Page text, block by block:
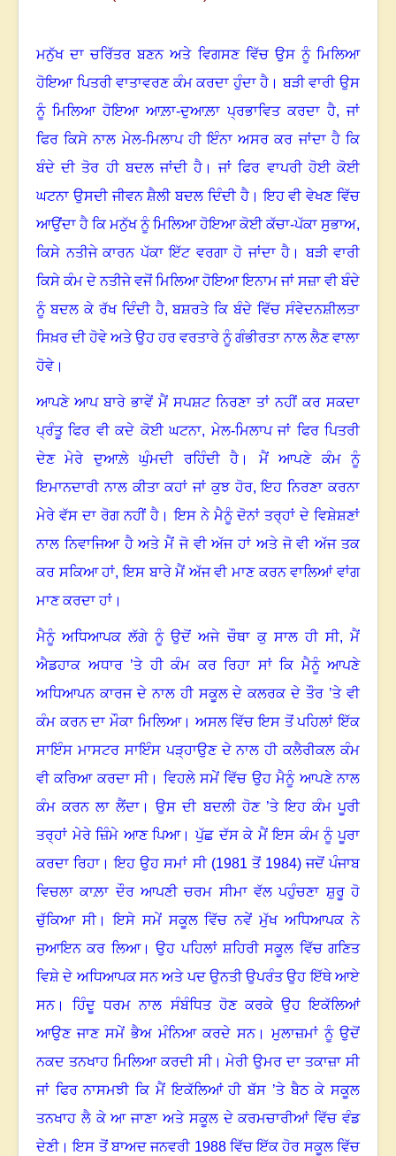
ਮਨੁੱਖ ਦਾ ਚਰਿੱਤਰ ਬਣਨ ਅਤੇ ਵਿਗਸਣ ਵਿੱਚ ਉਸ ਨੂੰ ਮਿਲਿਆ
ਹੋਇਆ ਪਿਤਰੀ ਵਾਤਾਵਰਣ ਕੰਮ ਕਰਦਾ ਹੁੰਦਾ ਹੈ ।ਬੜੀ ਵਾਰੀ ਉਸ
ਨੂੰ ਮਿਲਿਆ ਹੋਇਆ ਆਲ਼ਾ-ਦੁਆਲ਼ਾ ਪ੍ਰਭਾਵਿਤ ਕਰਦਾ ਹੈ,ਜਾਂ
ਫਿਰ ਕਿਸੇ ਨਾਲ ਮੇਲ-ਮਿਲਾਪ ਹੀ ਇੰਨਾ ਅਸਰ ਕਰ ਜਾਂਦਾ ਹੈ ਕਿ
ਬੰਦੇ ਦੀ ਤੋਰ ਹੀ ਬਦਲ ਜਾਂਦੀ ਹੈ ।ਜਾਂ ਫਿਰ ਵਾਪਰੀ ਹੋਈ ਕੋਈ
ਘਟਨਾ ਉਸਦੀ ਜੀਵਨ ਸ਼ੈਲੀ ਬਦਲ ਦਿੰਦੀ ਹੈ।ਇਹ ਵੀ ਵੇਖਣ ਵਿੱਚ
ਆਉਂਦਾ ਹੈ ਕਿ ਮਨੁੱਖ ਨੂੰ ਮਿਲਿਆ ਹੋਇਆ ਕੋਈ ਕੱਚਾ-ਪੱਕਾ ਸੁਭਾਅ,
ਕਿਸੇ ਨਤੀਜੇ ਕਾਰਨ ਪੱਕਾ ਇੱਟ ਵਰਗਾ ਹੋ ਜਾਂਦਾ ਹੈ ।ਬੜੀ ਵਾਰੀ
ਕਿਸੇ ਕੰਮ ਦੇ ਨਤੀਜੇ ਵਜੋਂ ਮਿਲਿਆ ਹੋਇਆ ਇਨਾਮ ਜਾਂ ਸਜ਼ਾ ਵੀ ਬੰਦੇ
ਨੂੰ ਬਦਲ ਕੇ ਰੱਖ ਦਿੰਦੀ ਹੈ, ਬਸ਼ਰਤੇ ਕਿ ਬੰਦੇ ਵਿੱਚ ਸੰਵੇਦਨਸ਼ੀਲਤਾ
ਸਿਖ਼ਰ ਦੀ ਹੋਵੇ ਅਤੇ ਉਹ ਹਰ ਵਰਤਾਰੇ ਨੂੰ ਗੰਭੀਰਤਾ ਨਾਲ ਲੈਣ ਵਾਲਾ
ਹੋਵੇ।
ਆਪਣੇ ਆਪ ਬਾਰੇ ਭਾਵੇਂ ਮੈਂ ਸਪਸ਼ਟ ਨਿਰਣਾ ਤਾਂ ਨਹੀਂ ਕਰ ਸਕਦਾ
ਪ੍ਰੰਤੂ ਫਿਰ ਵੀ ਕਦੇ ਕੋਈ ਘਟਨਾ, ਮੇਲ-ਮਿਲਾਪ ਜਾਂ ਫਿਰ ਪਿਤਰੀ
ਦੇਣ ਮੇਰੇ ਦੁਆਲ਼ੇ ਘੁੰਮਦੀ ਰਹਿੰਦੀ ਹੈ । ਮੈਂ ਆਪਣੇ ਕੰਮ ਨੂੰ
ਇਮਾਨਦਾਰੀ ਨਾਲ ਕੀਤਾ ਕਹਾਂ ਜਾਂ ਕੁਝ ਹੋਰ, ਇਹ ਨਿਰਣਾ ਕਰਨਾ
ਮੇਰੇ ਵੱਸ ਦਾ ਰੋਗ ਨਹੀਂ ਹੈ ।ਇਸ ਨੇ ਮੈਨੂੰ ਦੋਨਾਂ ਤਰ੍ਹਾਂ ਦੇ ਵਿਸ਼ੇਸ਼ਣਾਂ
ਨਾਲ ਨਿਵਾਜਿਆ ਹੈ ਅਤੇ ਮੈਂ ਜੋ ਵੀ ਅੱਜ ਹਾਂ ਅਤੇ ਜੋ ਵੀ ਅੱਜ ਤਕ
ਕਰ ਸਕਿਆ ਹਾਂ,ਇਸ ਬਾਰੇ ਮੈਂ ਅੱਜ ਵੀ ਮਾਣ ਕਰਨ ਵਾਲਿਆਂ ਵਾਂਗ
ਮਾਣ ਕਰਦਾ ਹਾਂ ।
ਮੈਨੂੰ ਅਧਿਆਪਕ ਲੱਗੇ ਨੂੰ ਉਦੋਂ ਅਜੇ ਚੌਥਾ ਕੁ ਸਾਲ ਹੀ ਸੀ, ਮੈਂ
ਐਡਹਾਕ ਅਧਾਰ ’ਤੇ ਹੀ ਕੰਮ ਕਰ ਰਿਹਾ ਸਾਂ ਕਿ ਮੈਨੂੰ ਆਪਣੇ
ਅਧਿਆਪਨ ਕਾਰਜ ਦੇ ਨਾਲ ਹੀ ਸਕੂਲ ਦੇ ਕਲਰਕ ਦੇ ਤੌਰ ’ਤੇ ਵੀ
ਕੰਮ ਕਰਨ ਦਾ ਮੌਕਾ ਮਿਲਿਆ। ਅਸਲ ਵਿੱਚ ਇਸ ਤੋਂ ਪਹਿਲਾਂ ਇੱਕ
ਸਾਇੰਸ ਮਾਸਟਰ ਸਾਇੰਸ ਪੜ੍ਹਾਉਣ ਦੇ ਨਾਲ ਹੀ ਕਲੈਰੀਕਲ ਕੰਮ
ਵੀ ਕਰਿਆ ਕਰਦਾ ਸੀ। ਵਿਹਲੇ ਸਮੇਂ ਵਿੱਚ ਉਹ ਮੈਨੂੰ ਆਪਣੇ ਨਾਲ
ਕੰਮ ਕਰਨ ਲਾ ਲੈਂਦਾ ।ਉਸ ਦੀ ਬਦਲੀ ਹੋਣ ’ਤੇ ਇਹ ਕੰਮ ਪੂਰੀ
ਤਰ੍ਹਾਂ ਮੇਰੇ ਜ਼ਿੰਮੇ ਆਣ ਪਿਆ।ਪੁੱਛ ਦੱਸ ਕੇ ਮੈਂ ਇਸ ਕੰਮ ਨੂੰ ਪੂਰਾ
ਕਰਦਾ ਰਿਹਾ ।ਇਹ ਉਹ ਸਮਾਂ ਸੀ (1981 ਤੋਂ 1984)ਜਦੋਂ ਪੰਜਾਬ
ਵਿਚਲਾ ਕਾਲ਼ਾ ਦੌਰ ਆਪਣੀ ਚਰਮ ਸੀਮਾ ਵੱਲ ਪਹੁੰਚਣਾ ਸ਼ੁਰੂ ਹੋ
ਚੁੱਕਿਆ ਸੀ।ਇਸੇ ਸਮੇਂ ਸਕੂਲ ਵਿੱਚ ਨਵੇਂ ਮੁੱਖ ਅਧਿਆਪਕ ਨੇ
ਜੁਆਇਨ ਕਰ ਲਿਆ।ਉਹ ਪਹਿਲਾਂ ਸ਼ਹਿਰੀ ਸਕੂਲ ਵਿੱਚ ਗਣਿਤ
ਵਿਸ਼ੇ ਦੇ ਅਧਿਆਪਕ ਸਨ ਅਤੇ ਪਦ ਉਨਤੀ ਉਪਰੰਤ ਉਹ ਇੱਥੇ ਆਏ
ਸਨ।ਹਿੰਦੂ ਧਰਮ ਨਾਲ ਸੰਬੰਧਿਤ ਹੋਣ ਕਰਕੇ ਉਹ ਇਕੱਲਿਆਂ
ਆਉਣ ਜਾਣ ਸਮੇਂ ਭੈਅ ਮੰਨਿਆ ਕਰਦੇ ਸਨ। ਮੁਲਾਜ਼ਮਾਂ ਨੂੰ ਉਦੋਂ
ਨਕਦ ਤਨਖਾਹ ਮਿਲਿਆ ਕਰਦੀ ਸੀ।ਮੇਰੀ ਉਮਰ ਦਾ ਤਕਾਜ਼ਾ ਸੀ
ਜਾਂ ਫਿਰ ਨਾਸਮਝੀ ਕਿ ਮੈਂ ਇਕੱਲਿਆਂ ਹੀ ਬੱਸ ’ਤੇ ਬੈਠ ਕੇ ਸਕੂਲ
ਤਨਖਾਹ ਲੈ ਕੇ ਆ ਜਾਣਾ ਅਤੇ ਸਕੂਲ ਦੇ ਕਰਮਚਾਰੀਆਂ ਵਿੱਚ ਵੰਡ
ਦੇਣੀ।ਇਸ ਤੋਂ ਬਾਅਦ ਜਨਵਰੀ 1988ਵਿੱਚ ਇੱਕ ਹੋਰ ਸਕੂਲ ਵਿੱਚ